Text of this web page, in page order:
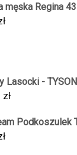
męska Regina
Lasocki -
zł
Podkoszulek